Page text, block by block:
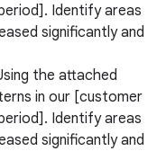
Identify areas
significantly and
the attached
in our [customer
Identify areas
significantly and